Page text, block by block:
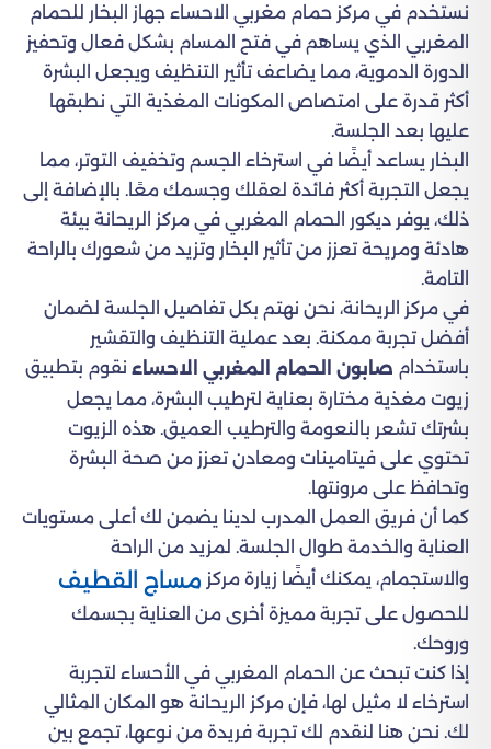
نستخدم في مركز حمام مغربي الاحساء جهاز البخار للحمام
المغربي الذي يساهم في فتح المسام بشكل فعال وتحفيز
الدورة الدموية، مما يضاعف تأثير التنظيف ويجعل البشرة
أكثر قدرة على امتصاص المكونات المغذية التي نطبقها
عليها بعد الجلسة.
البخار يساعد أيضًا في استرخاء الجسم وتخفيف التوتر، مما
يجعل التجربة أكثر فائدة لعقلك وجسمك معًا. بالإضافة إلى
ذلك، يوفر ديكور الحمام المغربي في مركز الريحانة بيئة
هادئة ومريحة تعزز من تأثير البخار وتزيد من شعورك بالراحة
التامة.
في مركز الريحانة، نحن نهتم بكل تفاصيل الجلسة لضمان
أفضل تجربة ممكنة. بعد عملية التنظيف والتقشير
باستخدام صابون الحمام المغربي الاحساء نقوم بتطبيق
زيوت مغذية مختارة بعناية لترطيب البشرة، مما يجعل
بشرتك تشعر بالنعومة والترطيب العميق. هذه الزيوت
تحتوي على فيتامينات ومعادن تعزز من صحة البشرة
وتحافظ على مرونتها.
كما أن فريق العمل المدرب لدينا يضمن لك أعلى مستويات
العناية والخدمة طوال الجلسة. لمزيد من الراحة
والاستجمام، يمكنك أيضًا زيارة مركز مساج القطيف
للحصول على تجربة مميزة أخرى من العناية بجسمك
وروحك.
إذا كنت تبحث عن الحمام المغربي في الأحساء لتجربة
استرخاء لا مثيل لها، فإن مركز الريحانة هو المكان المثالي
لك. نحن هنا لنقدم لك تجربة فريدة من نوعها، تجمع بين